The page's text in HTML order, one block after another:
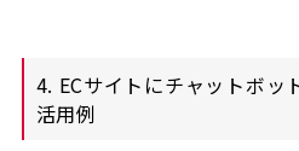
4. ECサイトにチャットボッ
活用例